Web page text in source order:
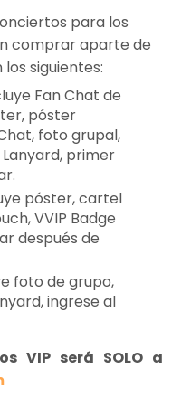
para los
comprar aparte de
siguientes:
Fan Chat de
póster
foto grupal,
Lanyard, primer
póster, cartel
VVIP Badge
después de
foto de grupo,
ingrese al
VIP será SOLO a